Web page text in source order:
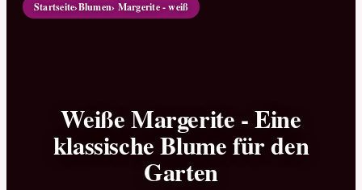
Startseite›Blumen› Margerite - weiß
Weiße Margerite - Eine
klassische Blume für den
Garten